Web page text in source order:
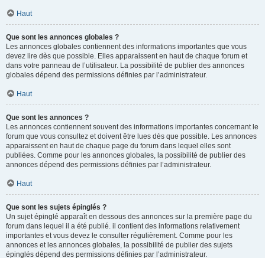
Haut
Que sont les annonces globales ?
Les annonces globales contiennent des informations importantes que vous
devez lire dès que possible. Elles apparaissent en haut de chaque forum et
dans votre panneau de l’utilisateur. La possibilité de publier des annonces
globales dépend des permissions définies par l’administrateur.
Haut
Que sont les annonces ?
Les annonces contiennent souvent des informations importantes concernant le
forum que vous consultez et doivent être lues dès que possible. Les annonces
apparaissent en haut de chaque page du forum dans lequel elles sont
publiées. Comme pour les annonces globales, la possibilité de publier des
annonces dépend des permissions définies par l’administrateur.
Haut
Que sont les sujets épinglés ?
Un sujet épinglé apparaît en dessous des annonces sur la première page du
forum dans lequel il a été publié. il contient des informations relativement
importantes et vous devez le consulter régulièrement. Comme pour les
annonces et les annonces globales, la possibilité de publier des sujets
épinglés dépend des permissions définies par l’administrateur.